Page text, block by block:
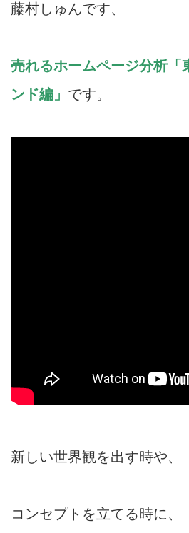
藤村しゅんです、
売れるホームページ分析「
ンド編」 です。
新しい世界観を出す時や、
コンセプトを立てる時に、